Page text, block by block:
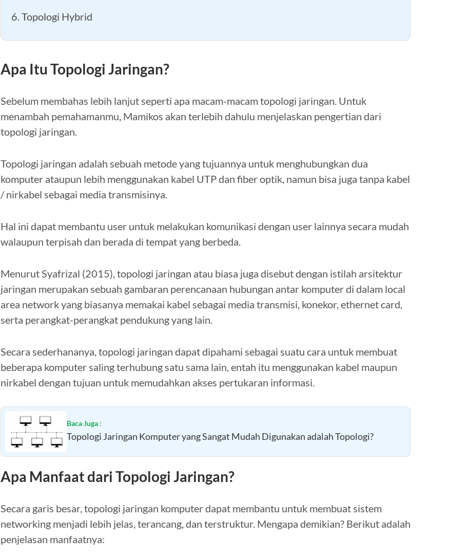
6. Topologi Hybrid
Apa Itu Topologi Jaringan?
Sebelum membahas lebih lanjut seperti apa macam-macam topologi jaringan. Untuk
menambah pemahamanmu, Mamikos akan terlebih dahulu menjelaskan pengertian dari
topologi jaringan.
Topologi jaringan adalah sebuah metode yang tujuannya untuk menghubungkan dua
komputer ataupun lebih menggunakan kabel UTP dan fiber optik, namun bisa juga tanpa kabel
/ nirkabel sebagai media transmisinya.
Hal ini dapat membantu user untuk melakukan komunikasi dengan user lainnya secara mudah
walaupun terpisah dan berada di tempat yang berbeda.
Menurut Syafrizal (2015), topologi jaringan atau biasa juga disebut dengan istilah arsitektur
jaringan merupakan sebuah gambaran perencanaan hubungan antar komputer di dalam local
area network yang biasanya memakai kabel sebagai media transmisi, konekor, ethernet card,
serta perangkat-perangkat pendukung yang lain.
Secara sederhananya, topologi jaringan dapat dipahami sebagai suatu cara untuk membuat
beberapa komputer saling terhubung satu sama lain, entah itu menggunakan kabel maupun
nirkabel dengan tujuan untuk memudahkan akses pertukaran informasi.
Baca Juga :
Topologi Jaringan Komputer yang Sangat Mudah Digunakan adalah Topologi?
Apa Manfaat dari Topologi Jaringan?
Secara garis besar, topologi jaringan komputer dapat membantu untuk membuat sistem
networking menjadi lebih jelas, terancang, dan terstruktur. Mengapa demikian? Berikut adalah
penjelasan manfaatnya: